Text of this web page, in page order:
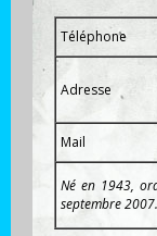
Téléphone
Adresse
Mail
Né en 1943,
septembre 2007.